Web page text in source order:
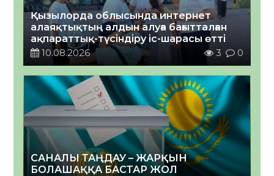
Қызылорда облысында интернет
алаяқтықтың алдын алуға бағытталған
ақпараттық-түсіндіру іс-шарасы өтті
10.08.2026
3 0
САНАЛЫ ТАҢДАУ – ЖАРҚЫН
БОЛАШАҚҚА БАСТАР ЖОЛ